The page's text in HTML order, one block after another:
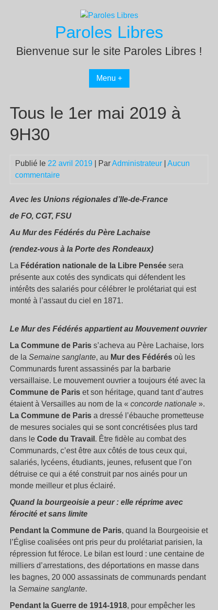
Paroles Libres
Bienvenue sur le site Paroles Libres !
Menu +
Tous le 1er mai 2019 à
9H30
Publié le 22 avril 2019 | ParAdministrateur
Aucun
commentaire
Avec les Unions régionales d’Ile-de-France
de FO, CGT, FSU
Au Mur des Fédérés du Père Lachaise
(rendez-vous à la Porte des Rondeaux)
La Fédération nationale de la Libre Pensée sera
présente aux cotés des syndicats qui défendent les
intérêts des salariés pour célébrer le prolétariat qui est
monté à l’assaut du ciel en 1871.
Le Mur des Fédérés appartient au Mouvement ouvrier
La Commune de Paris s’acheva au Père Lachaise, lors
de la Semaine sanglante, au Mur des Fédérés où les
Communards furent assassinés par la barbarie
versaillaise. Le mouvement ouvrier a toujours été avec la
Commune de Paris et son héritage, quand tant d’autres
étaient à Versailles au nom de la « concorde nationale ».
La Commune de Paris a dressé l’ébauche prometteuse
de mesures sociales qui se sont concrétisées plus tard
dans le Code du Travail . Être fidèle au combat des
Communards, c’est être aux côtés de tous ceux qui,
salariés, lycéens, étudiants, jeunes, refusent que l’on
détruise ce qui a été construit par nos ainés pour un
monde meilleur et plus éclairé.
Quand la bourgeoisie a peur : elle réprime avec
férocité et sans limite
Pendant la Commune de Paris, quand la Bourgeoisie et
l’Église coalisées ont pris peur du prolétariat parisien, la
répression fut féroce. Le bilan est lourd : une centaine de
milliers d’arrestations, des déportations en masse dans
les bagnes, 20 000 assassinats de communards pendant
la Semaine sanglante.
Pendant la Guerre de 1914-1918, pour empêcher les